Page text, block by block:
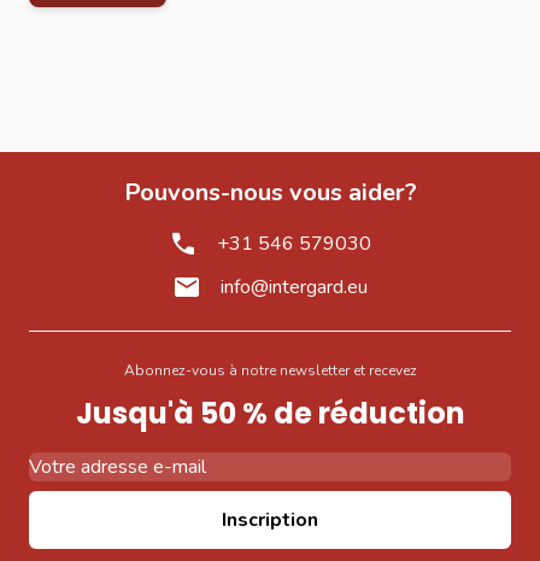
Pouvons-nous vous aider?
+31 546 579030
info@intergard.eu
Abonnez-vous à notre newsletter et recevez
Jusqu'à 50 % de réduction
Inscription